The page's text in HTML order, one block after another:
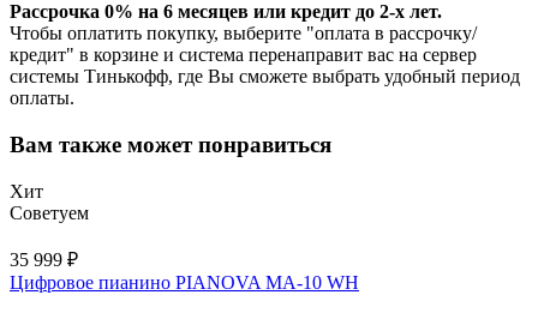
Рассрочка 0% на 6 месяцев или кредит до 2-х лет.
Чтобы оплатить покупку, выберите "оплата в рассрочку/
кредит" в корзине и система перенаправит вас на сервер
системы Тинькофф, где Вы сможете выбрать удобный период
оплаты.
Вам также может понравиться
Хит
Советуем
35 999 ₽
Цифровое пианино PIANOVA MA-10 WH